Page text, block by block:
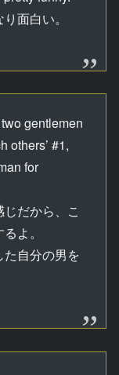
面白い。
gentlemen
others’ #1,
for
だから、こ
よ。
た自分の男を